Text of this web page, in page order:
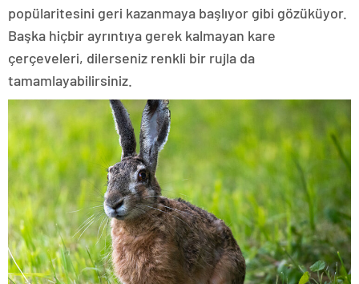
popülaritesini geri kazanmaya başlıyor gibi gözüküyor.
Başka hiçbir ayrıntıya gerek kalmayan kare
çerçeveleri, dilerseniz renkli bir rujla da
tamamlayabilirsiniz.